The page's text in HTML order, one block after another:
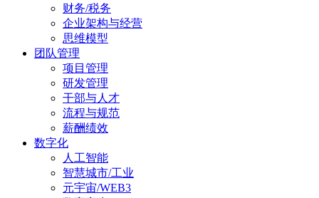
财务/税务
企业架构与经营
思维模型
团队管理
项目管理
研发管理
干部与人才
流程与规范
薪酬绩效
数字化
人工智能
智慧城市/工业
元宇宙/WEB3